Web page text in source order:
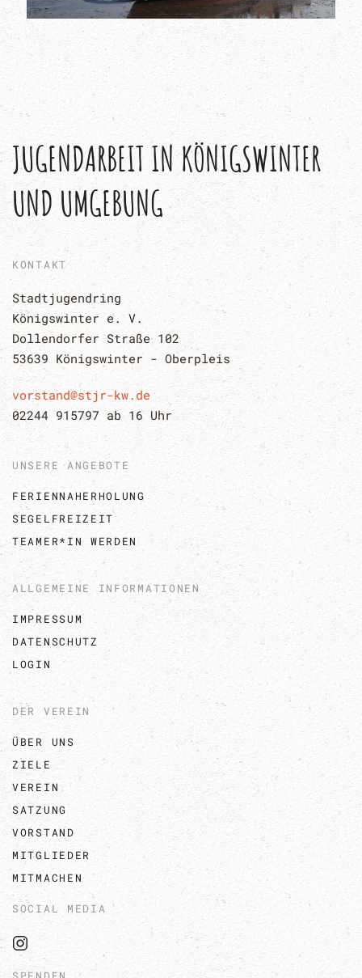
JUGENDARBEIT IN KÖNIGSWINTER
UND UMGEBUNG
KONTAKT
Stadtjugendring
Königswinter e. V.
Dollendorfer Straße 102
53639 Königswinter - Oberpleis
vorstand@stjr-kw.de
02244 915797 ab 16 Uhr
UNSERE ANGEBOTE
FERIENNAHERHOLUNG
SEGELFREIZEIT
TEAMER*IN WERDEN
ALLGEMEINE INFORMATIONEN
IMPRESSUM
DATENSCHUTZ
LOGIN
DER VEREIN
ÜBER UNS
ZIELE
VEREIN
SATZUNG
VORSTAND
MITGLIEDER
MITMACHEN
SOCIAL MEDIA